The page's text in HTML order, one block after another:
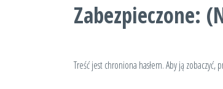
Zabezpieczone:
Treść jest chroniona hasłem. Aby ją zobaczyć,